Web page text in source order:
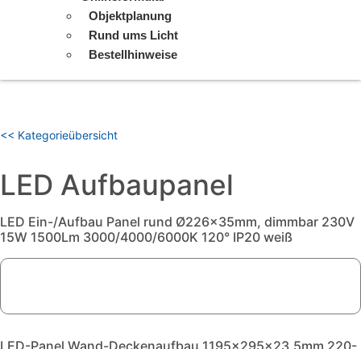
Objektplanung
Rund ums Licht
Bestellhinweise
<< Kategorieübersicht
LED Aufbaupanel
LED Ein-/Aufbau Panel rund Ø226x35mm, dimmbar 230V
15W 1500Lm 3000/4000/6000K 120° IP20 weiß
LED-Panel Wand-Deckenaufbau 1195x295x23,5mm 220-